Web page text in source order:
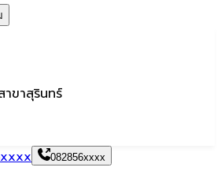
ขาสุรินทร์
082856xxxx